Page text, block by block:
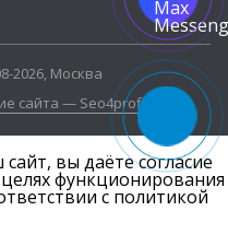
2026, Москва
сайта — Seo4profit
вы даёте согласие
функционирования
с политикой